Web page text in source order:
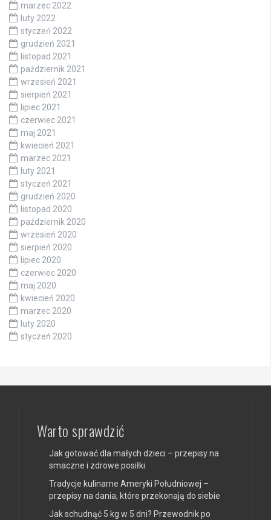
marzec 2022
luty 2022
styczeń 2022
grudzień 2021
listopad 2021
październik 2021
wrzesień 2021
sierpień 2021
lipiec 2021
czerwiec 2021
maj 2021
kwiecień 2021
marzec 2021
luty 2021
styczeń 2021
grudzień 2020
listopad 2020
październik 2020
wrzesień 2020
sierpień 2020
lipiec 2020
czerwiec 2020
maj 2020
kwiecień 2020
marzec 2020
luty 2020
styczeń 2020
Warto sprawdzić
Jak gotować dla małych dzieci – przepisy na
smaczne i zdrowe posiłki
Tradycje kulinarne Ameryki Południowej –
przepisy na dania, które przekonają do siebie
Jak schudnąć 5 kg w 5 dni? Przewodnik po